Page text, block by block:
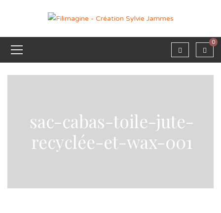
0
sac-cabas-toile-jute-
recyclée-et-wax-001